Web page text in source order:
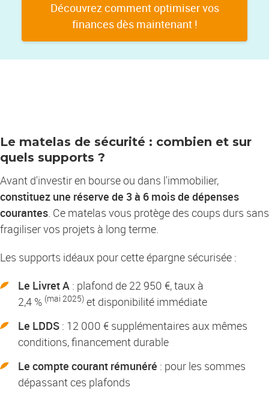
Découvrez comment optimiser vos
finances dès maintenant !
Le matelas de sécurité : combien et sur
quels supports ?
Avant d'investir en bourse ou dans l'immobilier,
constituez une réserve de 3 à 6 mois de dépenses
courantes. Ce matelas vous protège des coups durs sans
fragiliser vos projets à long terme.
Les supports idéaux pour cette épargne sécurisée :
Le Livret A : plafond de 22 950 €, taux à
2,4 % (mai 2025) et disponibilité immédiate
Le LDDS : 12 000 € supplémentaires aux mêmes
conditions, financement durable
Le compte courant rémunéré : pour les sommes
dépassant ces plafonds